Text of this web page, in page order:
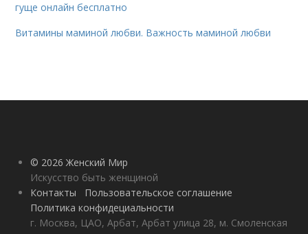
гуще онлайн бесплатно
Витамины маминой любви. Важность маминой любви
© 2026 Женский Мир
Искусство быть женщиной
Контакты
Пользовательское соглашение
Политика конфидециальности
г. Москва, ЦАО, Арбат, Арбат улица 28, м. Смоленская